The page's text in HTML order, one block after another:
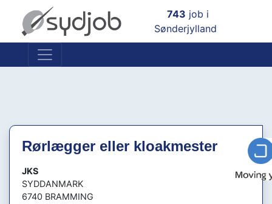
743 job i
Sønderjylland
Rørlægger eller kloakmester
JKS
SYDDANMARK
6740 BRAMMING